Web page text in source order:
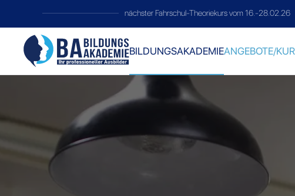
16.-28.02.26 telc-Prüfungimmer am
BILDUNGSAKADEMIEANGEBOTE/